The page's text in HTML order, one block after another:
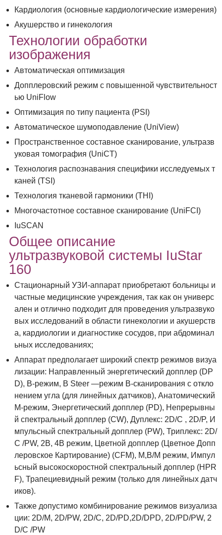
Кардиология (основные кардиологические измерения)
Акушерство и гинекология
Технологии обработки
изображения
Автоматическая оптимизация
Допплеровский режим с повышенной чувствительност
ью UniFlow
Оптимизация по типу пациента (PSI)
Автоматическое шумоподавление (UniView)
Пространственное составное сканирование, ультразв
уковая томография (UniCT)
Технология распознавания специфики исследуемых т
каней (TSI)
Технология тканевой гармоники (THI)
Многочастотное составное сканирование (UniFCI)
IuSCAN
Общее описание
ультразвуковой системы IuStar
160
Стационарный УЗИ-аппарат приобретают больницы и
частные медицинские учреждения, так как он универс
ален и отлично подходит для проведения ультразвуко
вых исследований в области гинекологии и акушерств
а, кардиологии и диагностике сосудов, при абдоминал
ьных исследованиях;
Аппарат предполагает широкий спектр режимов визуа
лизации: Направленный энергетический допплер (DP
D), B-режим, B Steer —режим В-сканирования с откло
нением угла (для линейных датчиков), Анатомический
М-режим, Энергетический допплер (PD), Непрерывны
й спектральный допплер (CW), Дуплекс: 2D/C , 2D/P, И
мпульсный спектральный допплер (PW), Триплекс: 2D/
C /PW, 2В, 4В режим, Цветной допплер (Цветное Допп
леровское Картирование) (CFM), М,В/М режим, Импул
ьсный высокоскоростной спектральный допплер (HPR
F), Трапециевидный режим (только для линейных датч
иков).
Также допустимо комбинирование режимов визуализа
ции: 2D/M, 2D/PW, 2D/C, 2D/PD,2D/DPD, 2D/PD/PW, 2
D/C /PW